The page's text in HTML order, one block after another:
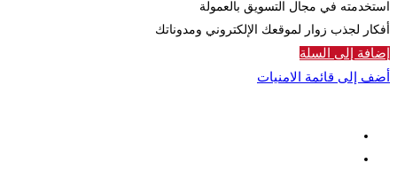
استخدمته في مجال التسويق بالعمولة
أفكار لجذب زوار لموقعك الإلكتروني ومدوناتك
إضافة إلى السلة
أضف إلى قائمة الامنيات